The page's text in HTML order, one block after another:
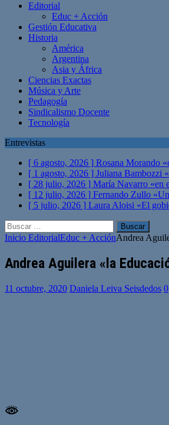
Editorial
Educ + Acción
Gestión Educativa
Historia
América
Argentina
Asia y África
Ciencias Exactas
Música y Arte
Pedagogía
Sindicalismo Docente
Tecnología
Entrevistas
[ 6 agosto, 2026 ] Rosana Morando
[ 1 agosto, 2026 ] Juliana Bambozzi
[ 28 julio, 2026 ] María Navarro «en
[ 12 julio, 2026 ] Fernando Zullo
[ 5 julio, 2026 ] Laura Aloisi «El
Buscar:
Inicio EditorialEduc + AcciónAndrea
Andrea Aguilera «la
11 octubre, 2020 Daniela Leiva Seisdedos 0